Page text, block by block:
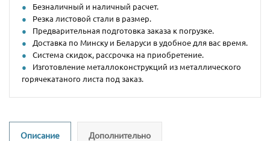
Безналичный и наличный расчет.
Резка листовой стали в размер.
Предварительная подготовка заказа к погрузке.
Доставка по Минску и Беларуси в удобное для вас время.
Система скидок, рассрочка на приобретение.
Изготовление металлоконструкций из металлического
горячекатаного листа под заказ.
Описание Дополнительно